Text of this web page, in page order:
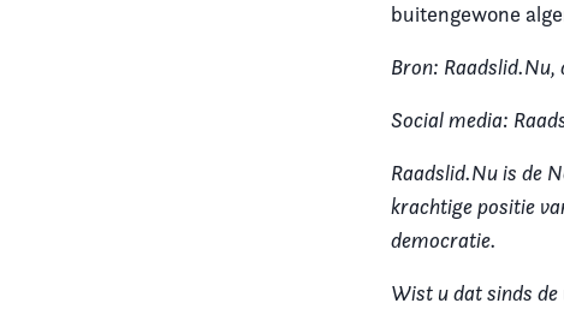
buitengewone
Bron: Raadslid.Nu,
Social media:
Raadslid.Nu is de
krachtige positie
democratie.
Wist u dat sinds